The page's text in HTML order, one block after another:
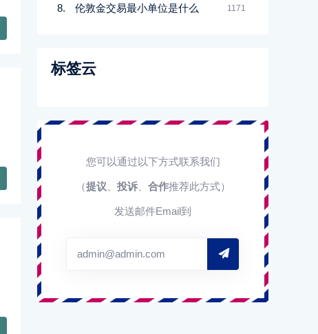
伦敦金交易最小单位是什么 1171
标签云
您可以通过以下方式联系我们
（提议 投诉、 合作推荐此方式）
发送邮件Email到
admin@admin.com